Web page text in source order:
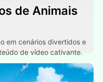
de Animais
em cenários divertidos e
de vídeo cativante.